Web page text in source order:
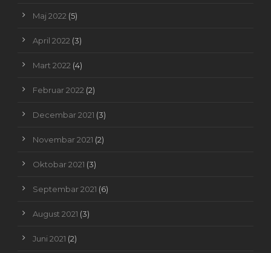
Maj 2022 (5)
April 2022 (3)
Mart 2022 (4)
Februar 2022 (2)
Decembar 2021 (3)
Novembar 2021 (2)
Oktobar 2021 (3)
Septembar 2021 (6)
August 2021 (3)
Juni 2021 (2)